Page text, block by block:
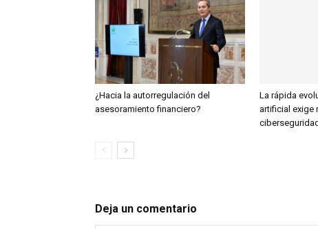
¿Hacia la autorregulación del
asesoramiento financiero?
La rápida
artificial exige
ciberseguridad
Deja un comentario